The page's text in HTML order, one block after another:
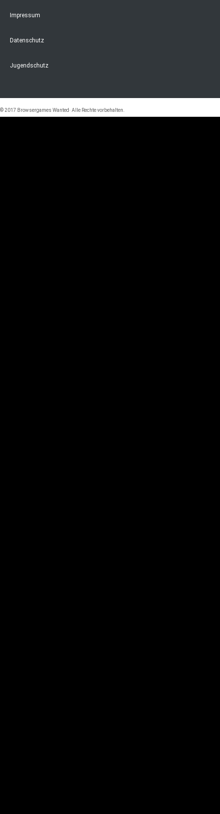
Impressum
Datenschutz
Jugendschutz
© 2017 Browsergames Wanted· Alle Rechte vorbehalten.